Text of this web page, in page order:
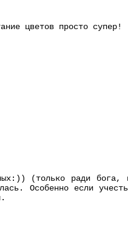
цветов просто супер!
(только ради бога,
Особенно если